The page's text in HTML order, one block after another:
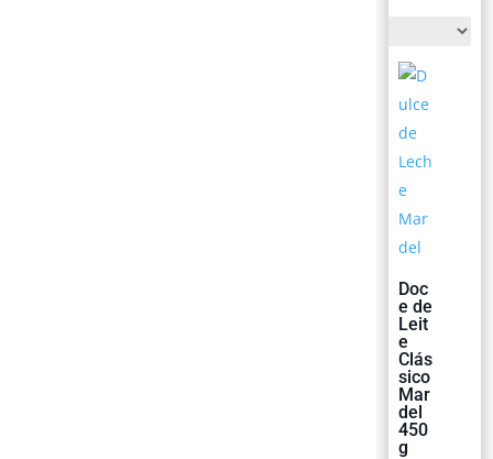
Doc
e de
Leit
e
Clás
sico
Mar
del
450
g